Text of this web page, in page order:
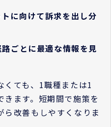
に向けて訴求を出し分
ごとに最適な情報を見
くても、1職種または1
ます。短期間で施策を
改善もしやすくなりま